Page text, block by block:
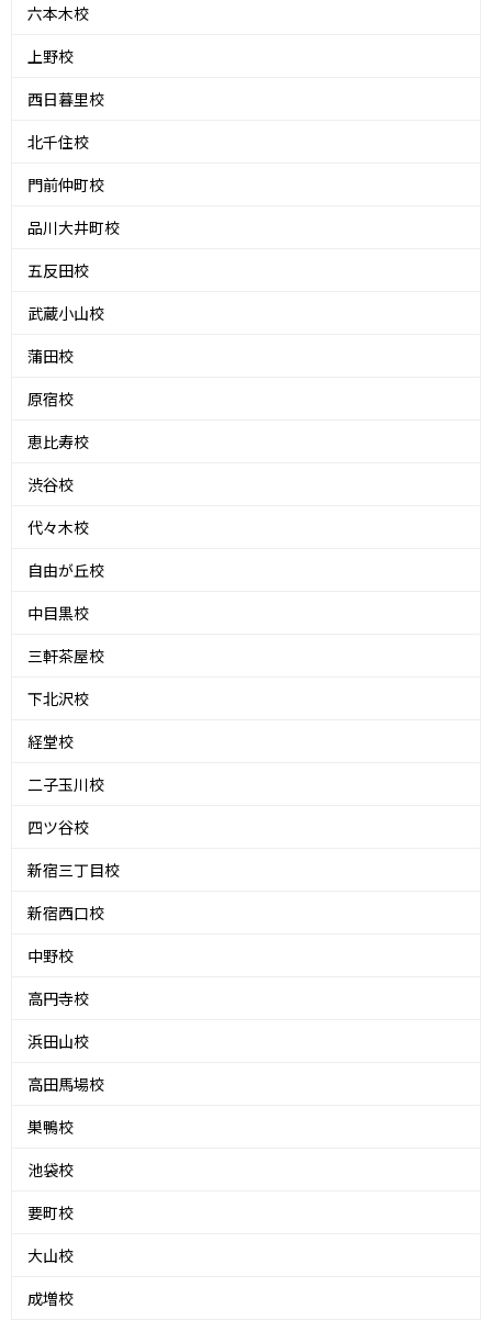
六本木校
上野校
西日暮里校
北千住校
門前仲町校
品川大井町校
五反田校
武蔵小山校
蒲田校
原宿校
恵比寿校
渋谷校
代々木校
自由が丘校
中目黒校
三軒茶屋校
下北沢校
経堂校
二子玉川校
四ツ谷校
新宿三丁目校
新宿西口校
中野校
高円寺校
浜田山校
高田馬場校
巣鴨校
池袋校
要町校
大山校
成増校